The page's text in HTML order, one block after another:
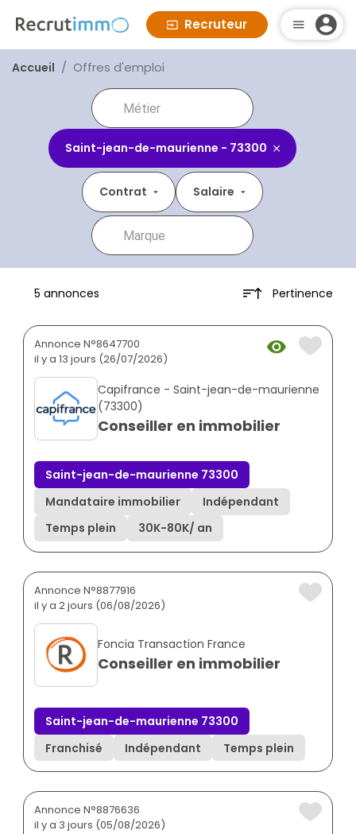
Recruteur
Accueil Offres d'emploi
Saint-jean-de-maurienne - 73300
Contrat Salaire
5 annonces Pertinence
Annonce N°8647700
il y a 13 jours (26/07/2026)
Capifrance - Saint-jean-de-maurienne
(73300)
Conseiller en immobilier
Saint-jean-de-maurienne 73300
Mandataire immobilier
Indépendant
Temps plein
30K-80K/ an
Annonce N°8877916
il y a 2 jours (06/08/2026)
Foncia Transaction France
Conseiller en immobilier
Saint-jean-de-maurienne 73300
Franchisé
Indépendant Temps plein
Annonce N°8876636
il y a 3 jours (05/08/2026)